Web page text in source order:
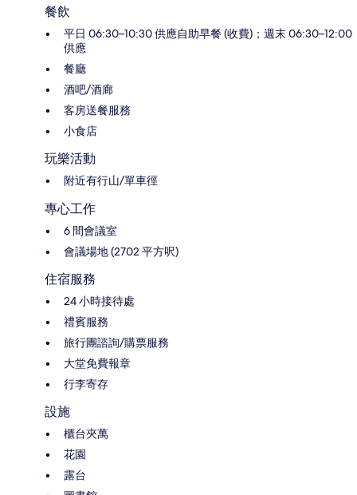
餐飲
平日 06:30–10:30 供應自助早餐 (收費)；週末 06:30–12:00
供應
餐廳
酒吧/酒廊
客房送餐服務
小食店
玩樂活動
附近有行山/單車徑
專心工作
6 間會議室
會議場地 (2702 平方呎)
住宿服務
24 小時接待處
禮賓服務
旅行團諮詢/購票服務
大堂免費報章
行李寄存
設施
櫃台夾萬
花園
露台